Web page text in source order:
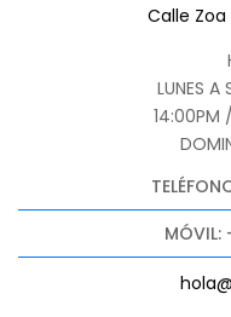
Calle Zoa
LUNES
14:00PM